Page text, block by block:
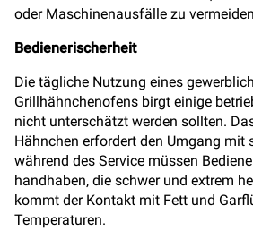
oder Maschinenausfälle zu
Bedienerischerheit
Die tägliche Nutzung eines
Grillhähnchenofens birgt einige
nicht unterschätzt werden sollten.
Hähnchen erfordert den Umgang mit
während des Service müssen
handhaben, die schwer und extrem
kommt der Kontakt mit Fett und
Temperaturen.